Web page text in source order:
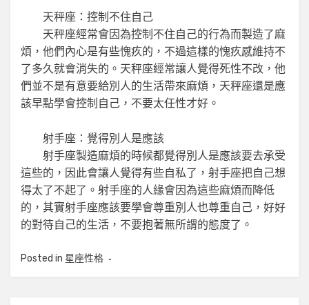
天秤座：控制不住自己
天秤座經常會因為控制不住自己的行為而製造了麻
煩，他們內心是有些愧疚的，不過這樣的愧疚感維持不
了多久就會消失的。天秤座經常讓人覺得死性不改，他
們並不是有意要給別人的生活帶來麻煩，天秤座還是應
該早點學會控制自己，不要太任性才好。
射手座：覺得別人是應該
射手座製造麻煩的時候都覺得別人是應該要去承受
這些的，因此會讓人覺得有些自私了，射手座把自己想
得太了不起了。射手座的人緣會因為這些麻煩而降低
的，其實射手座應該要學會尊重別人也尊重自己，好好
的對待自己的生活，不要抱著無所謂的態度了。
Posted in 星座性格